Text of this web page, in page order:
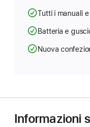
Tutti i manuali
Batteria e
Nuova
Informazioni